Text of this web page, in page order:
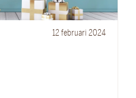
12 februari 2024